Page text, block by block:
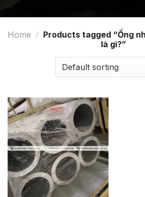
Home / Products tagged “Ống
là gì?”